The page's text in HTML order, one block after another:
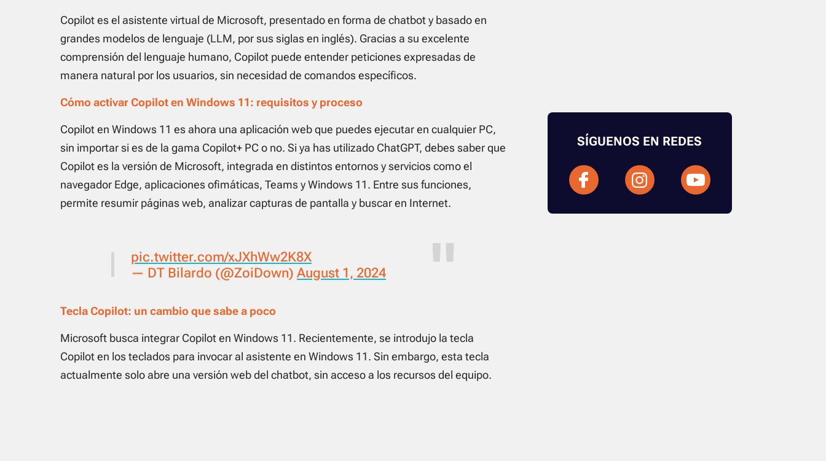
Copilot es el asistente virtual de Microsoft, presentado en forma de chatbot y basado en
grandes modelos de lenguaje (LLM, por sus siglas en inglés). Gracias a su excelente
comprensión del lenguaje humano, Copilot puede entender peticiones expresadas de
manera natural por los usuarios, sin necesidad de comandos específicos.
Cómo activar Copilot en Windows 11: requisitos y proceso
Copilot en Windows 11 es ahora una aplicación web que puedes ejecutar en cualquier PC,
sin importar si es de la gama Copilot+ PC o no. Si ya has utilizado ChatGPT, debes saber que
Copilot es la versión de Microsoft, integrada en distintos entornos y servicios como el
navegador Edge, aplicaciones ofimáticas, Teams y Windows 11. Entre sus funciones,
permite resumir páginas web, analizar capturas de pantalla y buscar en Internet.
pic.twitter.com/xJXhWw2K8X
— DT Bilardo (@ZoiDown) August 1, 2024
Tecla Copilot: un cambio que sabe a poco
Microsoft busca integrar Copilot en Windows 11. Recientemente, se introdujo la tecla
Copilot en los teclados para invocar al asistente en Windows 11. Sin embargo, esta tecla
actualmente solo abre una versión web del chatbot, sin acceso a los recursos del equipo.
SÍGUENOS EN REDES